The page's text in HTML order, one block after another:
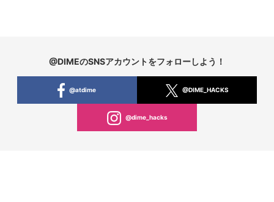
@DIMEのSNSアカウントをフォローしよう！
@atdime @DIME_HACKS
@dime_hacks